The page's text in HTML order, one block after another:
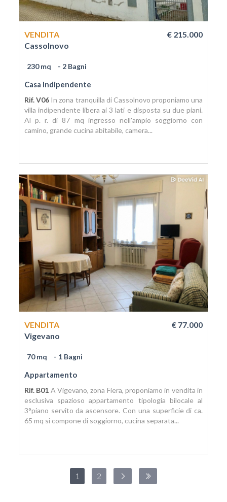
VENDITA
€ 215.000
Cassolnovo
230 mq - 2 Bagni
Casa Indipendente
Rif. V06 In zona tranquilla di Cassolnovo proponiamo una
villa indipendente libera ai 3 lati e disposta su due piani.
Al p. r. di 87 mq ingresso nell'ampio soggiorno con
camino, grande cucina abitabile, camera...
VENDITA
€ 77.000
Vigevano
70 mq - 1 Bagni
Appartamento
Rif. B01 A Vigevano, zona Fiera, proponiamo in vendita in
esclusiva spazioso appartamento tipologia bilocale al
3°piano servito da ascensore. Con una superficie di ca.
65 mq si compone di soggiorno, cucina separata...
1 2